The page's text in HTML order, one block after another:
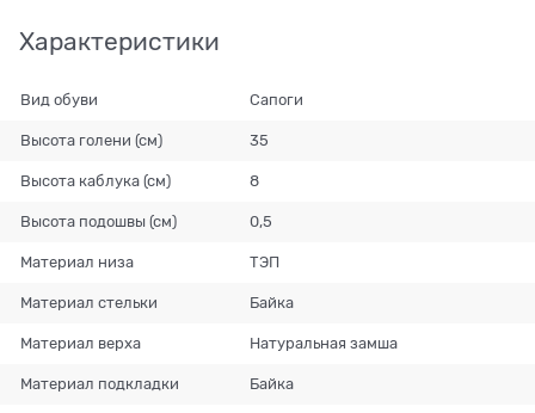
Характеристики
Вид обуви Сапоги
Высота голени (см) 35
Высота каблука (см) 8
Высота подошвы (см) 0,5
Материал низа ТЭП
Материал стельки Байка
Материал верха Натуральная замша
Материал подкладки Байка